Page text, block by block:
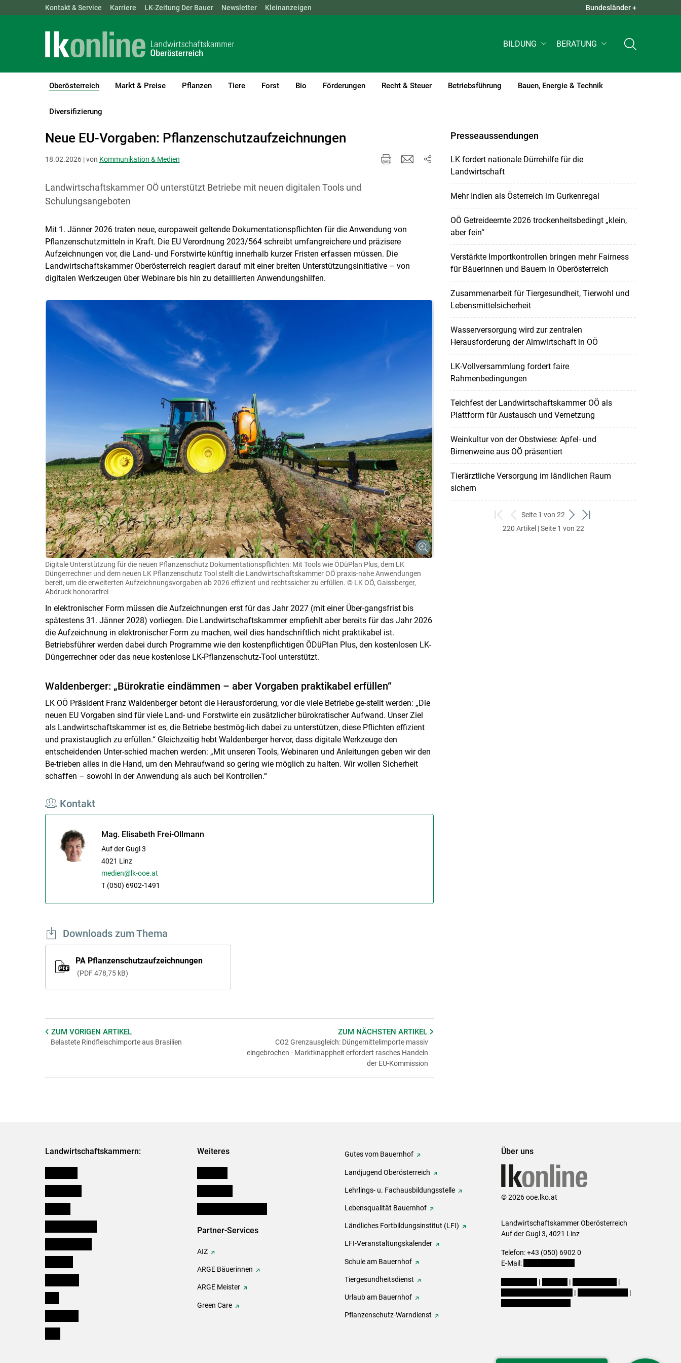
Landwirtschaftskammern: ÖSTERREICH BGLD KTN NÖ OÖ SBG STMK QUICK LINKS +
Kontakt & Service Karriere LK-Zeitung Der Bauer Newsletter Kleinanzeigen Bundesländer +
BILDUNG BERATUNG
Oberösterreich
(current)1
Markt & Preise Pflanzen Tiere Forst Bio Förderungen Recht & Steuer Betriebsführung Bauen, Energie & Technik
Diversifizierung
LK Oberösterreich Oberösterreich
Neue EU-Vorgaben: Pflanzenschutzaufzeichnungen
18.02.2026 | von Kommunikation & Medien
Landwirtschaftskammer OÖ unterstützt Betriebe mit neuen digitalen Tools und
Schulungsangeboten
Mit 1. Jänner 2026 traten neue, europaweit geltende Dokumentationspflichten für die Anwendung von
Pflanzenschutzmitteln in Kraft. Die EU Verordnung 2023/564 schreibt umfangreichere und präzisere
Aufzeichnungen vor, die Land- und Forstwirte künftig innerhalb kurzer Fristen erfassen müssen. Die
Landwirtschaftskammer Oberösterreich reagiert darauf mit einer breiten Unterstützungsinitiative – von
digitalen Werkzeugen über Webinare bis hin zu detaillierten Anwendungshilfen.
Digitale Unterstützung für die neuen Pflanzenschutz Dokumentationspflichten: Mit Tools wie ÖDüPlan Plus, dem LK
Düngerrechner und dem neuen LK Pflanzenschutz Tool stellt die Landwirtschaftskammer OÖ praxis-nahe Anwendungen
bereit, um die erweiterten Aufzeichnungsvorgaben ab 2026 effizient und rechtssicher zu erfüllen. © LK OÖ, Gaissberger,
Abdruck honorarfrei
In elektronischer Form müssen die Aufzeichnungen erst für das Jahr 2027 (mit einer Über-gangsfrist bis
spätestens 31. Jänner 2028) vorliegen. Die Landwirtschaftskammer empfiehlt aber bereits für das Jahr 2026
die Aufzeichnung in elektronischer Form zu machen, weil dies handschriftlich nicht praktikabel ist.
Betriebsführer werden dabei durch Programme wie den kostenpflichtigen ÖDüPlan Plus, den kostenlosen LK-
Düngerrechner oder das neue kostenlose LK-Pflanzenschutz-Tool unterstützt.
Waldenberger: „Bürokratie eindämmen – aber Vorgaben praktikabel erfüllen“
LK OÖ Präsident Franz Waldenberger betont die Herausforderung, vor die viele Betriebe ge-stellt werden: „Die
neuen EU Vorgaben sind für viele Land- und Forstwirte ein zusätzlicher bürokratischer Aufwand. Unser Ziel
als Landwirtschaftskammer ist es, die Betriebe bestmög-lich dabei zu unterstützen, diese Pflichten effizient
und praxistauglich zu erfüllen.“ Gleichzeitig hebt Waldenberger hervor, dass digitale Werkzeuge den
entscheidenden Unter-schied machen werden: „Mit unseren Tools, Webinaren und Anleitungen geben wir den
Be-trieben alles in die Hand, um den Mehraufwand so gering wie möglich zu halten. Wir wollen Sicherheit
schaffen – sowohl in der Anwendung als auch bei Kontrollen.“
Kontakt
Mag. Elisabeth Frei-Ollmann
Auf der Gugl 3
4021 Linz
medien@lk-ooe.at
T (050) 6902-1491
Downloads zum Thema
PA Pflanzenschutzaufzeichnungen
PDF 478,75 kB
ZUM VORIGEN ARTIKEL
Belastete Rindfleischimporte aus Brasilien
ZUM NÄCHSTENARTIKEL
CO2 Grenzausgleich: Düngemittelimporte massiv
eingebrochen - Marktknappheit erfordert rasches Handeln
der EU-Kommission
Presseaussendungen
LK fordert nationale Dürrehilfe für die
Landwirtschaft
Mehr Indien als Österreich im Gurkenregal
OÖ Getreideernte 2026 trockenheitsbedingt „klein,
aber fein“
Verstärkte Importkontrollen bringen mehr Fairness
für Bäuerinnen und Bauern in Oberösterreich
Zusammenarbeit für Tiergesundheit, Tierwohl und
Lebensmittelsicherheit
Wasserversorgung wird zur zentralen
Herausforderung der Almwirtschaft in OÖ
LK-Vollversammlung fordert faire
Rahmenbedingungen
Teichfest der Landwirtschaftskammer OÖ als
Plattform für Austausch und Vernetzung
Weinkultur von der Obstwiese: Apfel- und
Birnenweine aus OÖ präsentiert
Tierärztliche Versorgung im ländlichen Raum
sichern
zum
ersten
zurück
zum
Seite 1 von 22
weiter
zum
zum
220 Artikel | Seite 1 von 22
Landwirtschaftskammern: Weiteres
Partner-Services
AIZ
ARGE Bäuerinnen
ARGE Meister
Green Care
Gutes vom Bauernhof
Landjugend Oberösterreich
Lehrlings- u. Fachausbildungsstelle
Lebensqualität Bauernhof
Ländliches Fortbildungsinstitut (LFI)
LFI-Veranstaltungskalender
Schule am Bauernhof
Tiergesundheitsdienst
Urlaub am Bauernhof
Pflanzenschutz-Warndienst
Über uns
© 2026 ooe.lko.at
Landwirtschaftskammer Oberösterreich
Auf der Gugl 3, 4021 Linz
Telefon: +43 (050) 6902 0
E-Mail:
| |
|
|
|